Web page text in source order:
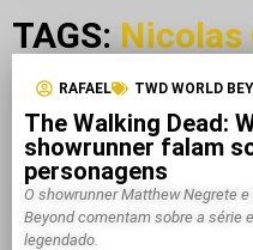
TAGS: Nicolas
RAFAEL TWD WORLD
The Walking Dead:
showrunner falam
personagens
O showrunner Matthew Negrete
Beyond comentam sobre a série
legendado.